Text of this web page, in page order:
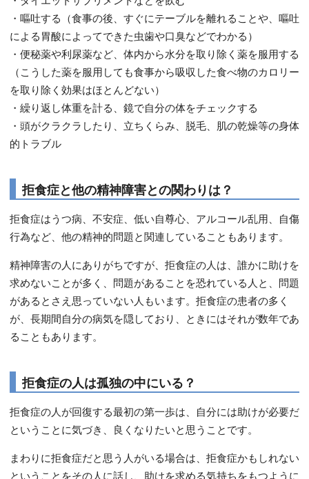
・嘔吐する（食事の後、すぐにテーブルを離れることや、嘔吐
による胃酸によってできた虫歯や口臭などでわかる）
・便秘薬や利尿薬など、体内から水分を取り除く薬を服用する
（こうした薬を服用しても食事から吸収した食べ物のカロリー
を取り除く効果はほとんどない）
・繰り返し体重を計る、鏡で自分の体をチェックする
・頭がクラクラしたり、立ちくらみ、脱毛、肌の乾燥等の身体
的トラブル
拒食症と他の精神障害との関わりは？
拒食症はうつ病、不安症、低い自尊心、アルコール乱用、自傷
行為など、他の精神的問題と関連していることもあります。
精神障害の人にありがちですが、拒食症の人は、誰かに助けを
求めないことが多く、問題があることを恐れている人と、問題
があるとさえ思っていない人もいます。拒食症の患者の多く
が、長期間自分の病気を隠しており、ときにはそれが数年であ
ることもあります。
拒食症の人は孤独の中にいる？
拒食症の人が回復する最初の第一歩は、自分には助けが必要だ
ということに気づき、良くなりたいと思うことです。
まわりに拒食症だと思う人がいる場合は、拒食症かもしれない
ということをその人に話し、助けを求める気持ちをもつように